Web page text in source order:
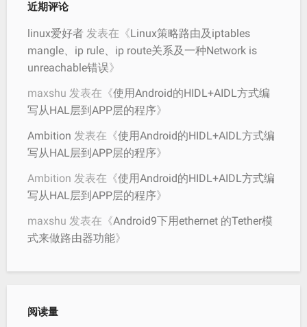
近期评论
linux爱好者 发表在《Linux策略路由及iptables
mangle、ip rule、ip route关系及一种Network is
unreachable错误》
maxshu 发表在《使用Android的HIDL+AIDL方式编
写从HAL层到APP层的程序》
Ambition 发表在《使用Android的HIDL+AIDL方式编
写从HAL层到APP层的程序》
Ambition 发表在《使用Android的HIDL+AIDL方式编
写从HAL层到APP层的程序》
maxshu 发表在《Android9下用ethernet 的Tether模
式来做路由器功能》
阅读量